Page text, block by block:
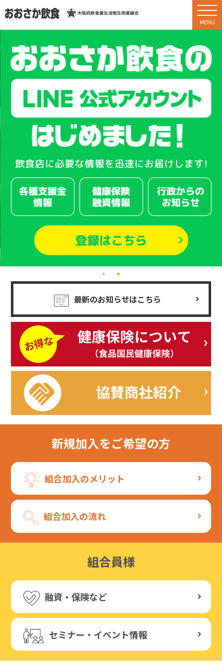
最新のお知らせはこちら
新規加入をご希望の方
組合加入のメリット
組合加入の流れ
組合員様
融資・保険など
セミナー・イベント情報